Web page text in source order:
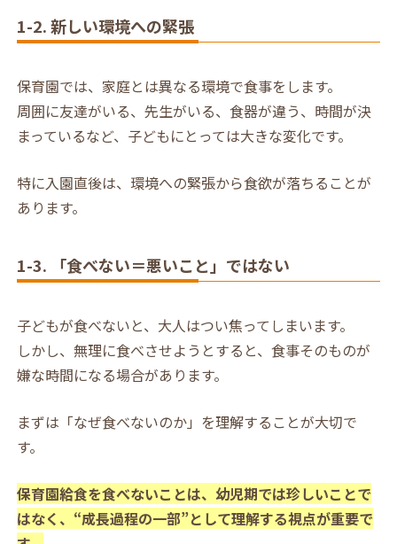
1-2. 新しい環境への緊張
保育園では、家庭とは異なる環境で食事をします。
周囲に友達がいる、先生がいる、食器が違う、時間が決
まっているなど、子どもにとっては大きな変化です。
特に入園直後は、環境への緊張から食欲が落ちることが
あります。
1-3. 「食べない＝悪いこと」ではない
子どもが食べないと、大人はつい焦ってしまいます。
しかし、無理に食べさせようとすると、食事そのものが
嫌な時間になる場合があります。
まずは「なぜ食べないのか」を理解することが大切で
す。
保育園給食を食べないことは、幼児期では珍しいことで
はなく、“成長過程の一部”として理解する視点が重要で